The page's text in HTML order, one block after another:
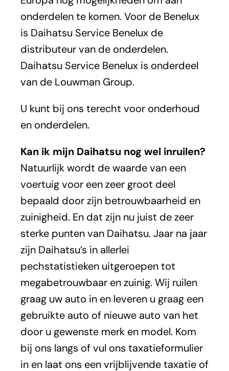
onderdelen te komen. Voor de Benelux
is Daihatsu Service Benelux de
distributeur van de onderdelen.
Daihatsu Service Benelux is onderdeel
van de Louwman Group.
U kunt bij ons terecht voor onderhoud
en onderdelen.
Kan ik mijn Daihatsu nog wel inruilen?
Natuurlijk wordt de waarde van een
voertuig voor een zeer groot deel
bepaald door zijn betrouwbaarheid en
zuinigheid. En dat zijn nu juist de zeer
sterke punten van Daihatsu. Jaar na jaar
zijn Daihatsu’s in allerlei
pechstatistieken uitgeroepen tot
megabetrouwbaar en zuinig. Wij ruilen
graag uw auto in en leveren u graag een
gebruikte auto of nieuwe auto van het
door u gewenste merk en model. Kom
bij ons langs of vul ons taxatieformulier
in en laat ons een vrijblijvende taxatie of